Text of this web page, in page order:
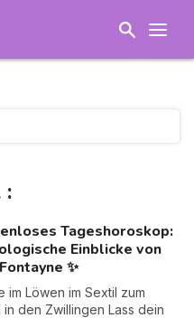
Tageshoroskop:
Einblicke von
✨
im Löwen im Sextil zum
Zwillingen Lass dein